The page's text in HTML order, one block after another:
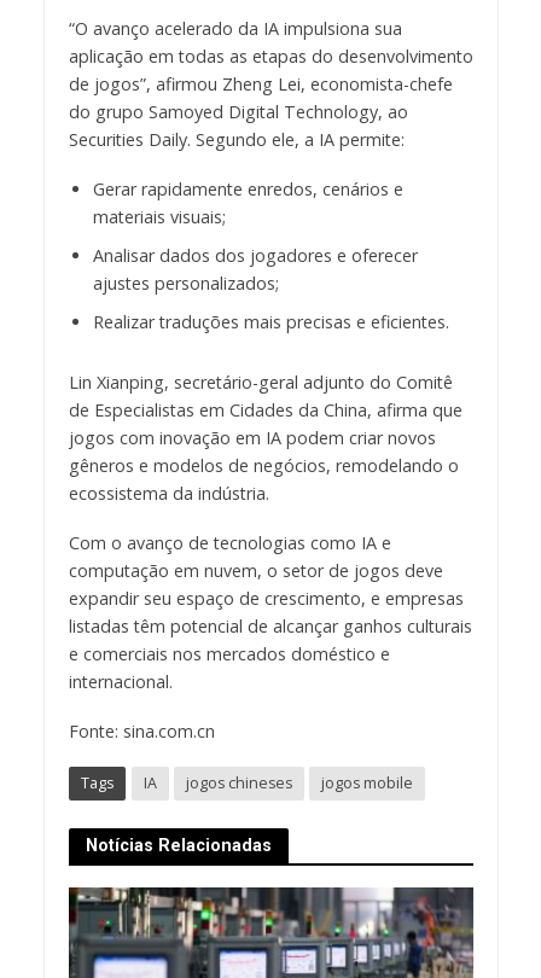
“O avanço acelerado da IA impulsiona sua
aplicação em todas as etapas do desenvolvimento
de jogos”, afirmou Zheng Lei, economista-chefe
do grupo Samoyed Digital Technology, ao
Securities Daily. Segundo ele, a IA permite:
Gerar rapidamente enredos, cenários e
materiais visuais;
Analisar dados dos jogadores e oferecer
ajustes personalizados;
Realizar traduções mais precisas e eficientes.
Lin Xianping, secretário-geral adjunto do Comitê
de Especialistas em Cidades da China, afirma que
jogos com inovação em IA podem criar novos
gêneros e modelos de negócios, remodelando o
ecossistema da indústria.
Com o avanço de tecnologias como IA e
computação em nuvem, o setor de jogos deve
expandir seu espaço de crescimento, e empresas
listadas têm potencial de alcançar ganhos culturais
e comerciais nos mercados doméstico e
internacional.
Fonte: sina.com.cn
Tags IA jogos chineses jogos mobile
Notícias Relacionadas